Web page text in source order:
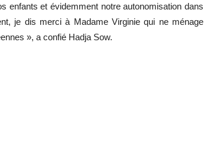
enfants et évidemment notre autonomisation dans
je dis merci à Madame Virginie qui ne ménage
», a confié Hadja Sow.